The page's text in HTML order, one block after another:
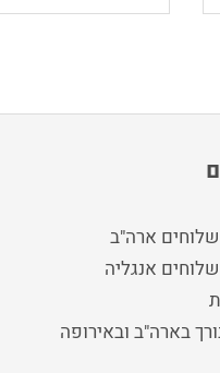
ארה"ב
אנגליה
בארה"ב ובאירופה